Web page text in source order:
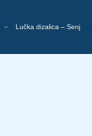
Lučka dizalica – Senj